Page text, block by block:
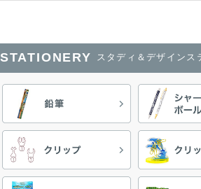
STATIONERY スタディ＆デザインス